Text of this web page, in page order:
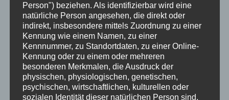
Suchen
ARCHIV
Person") beziehen. Als identifizierbar wird eine
natürliche Person angesehen, die direkt oder
indirekt, insbesondere mittels Zuordnung zu einer
Kennung wie einem Namen, zu einer
Kennnummer, zu Standortdaten, zu einer Online-
Kennung oder zu einem oder mehreren
besonderen Merkmalen, die Ausdruck der
physischen, physiologischen, genetischen,
psychischen, wirtschaftlichen, kulturellen oder
sozialen Identität dieser natürlichen Person sind,